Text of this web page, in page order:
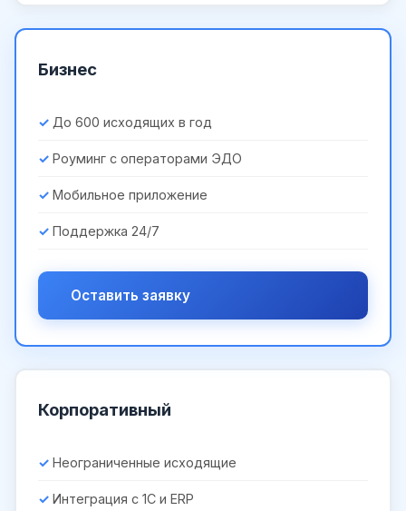
Бизнес
До 600 исходящих в год
Роуминг с операторами ЭДО
Мобильное приложение
Поддержка 24/7
Оставить заявку
Корпоративный
Неограниченные исходящие
Интеграция с 1С и ERP